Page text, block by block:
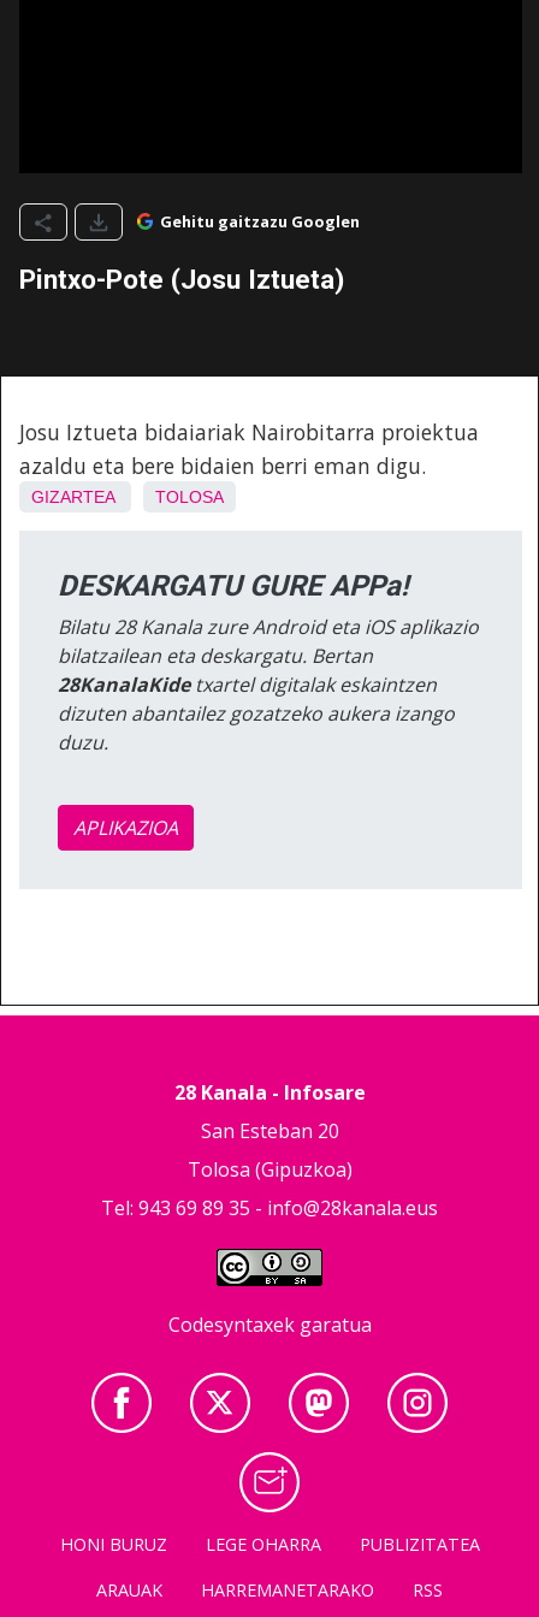
Gehitu gaitzazu Googlen
Pintxo-Pote (Josu Iztueta)
Josu Iztueta bidaiariak Nairobitarra proiektua
azaldu eta bere bidaien berri eman digu.
GIZARTEA TOLOSA
DESKARGATU GURE APPa!
Bilatu 28 Kanala zure Android eta iOS aplikazio
bilatzailean eta deskargatu. Bertan
28KanalaKidetxartel digitalak eskaintzen
dizuten abantailez gozatzeko aukera izango
duzu.
APLIKAZIOA
28 Kanala - Infosare
San Esteban 20
Tolosa (Gipuzkoa)
Tel: 943 69 89 35 - info@28kanala.eus
Codesyntaxek garatua
HONI BURUZ LEGE OHARRA
PUBLIZITATEA
ARAUAK
HARREMANETARAKO RSS